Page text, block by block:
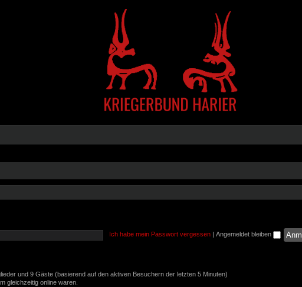
Ich habe mein Passwort vergessen Angemeldet bleiben
und 9 Gäste (basierend auf den aktiven Besuchern der letzten 5 Minuten)
gleichzeitig online waren.